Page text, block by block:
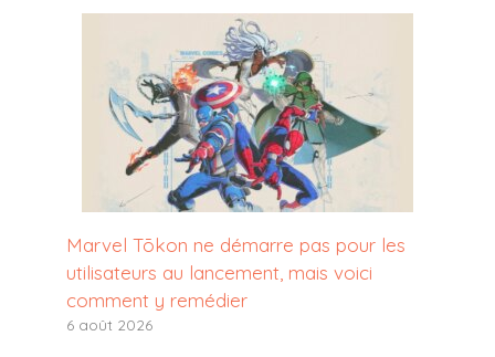
Marvel Tōkon ne démarre pas pour les
utilisateurs au lancement, mais voici
comment y remédier
6 août 2026